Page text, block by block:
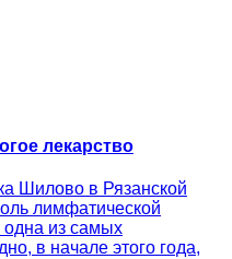
лекарство
Шилово в Рязанской
лимфатической
из самых
в начале этого года,